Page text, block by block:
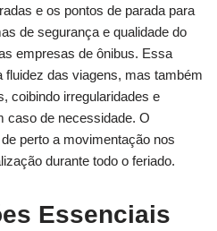
e os pontos de parada para
de segurança e qualidade do
empresas de ônibus. Essa
fluidez das viagens, mas também
coibindo irregularidades e
caso de necessidade. O
perto a movimentação nos
durante todo o feriado.
Essenciais